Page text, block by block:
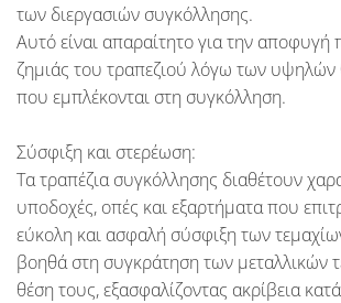
των διεργασιών συγκόλλησης.
Αυτό είναι απαραίτητο για την
ζημιάς του τραπεζιού λόγω των
που εμπλέκονται στη συγκόλληση.
Σύσφιξη και στερέωση:
Τα τραπέζια συγκόλλησης διαθέτουν
υποδοχές, οπές και εξαρτήματα που
εύκολη και ασφαλή σύσφιξη των
βοηθά στη συγκράτηση των μεταλλικών
θέση τους, εξασφαλίζοντας ακρίβεια